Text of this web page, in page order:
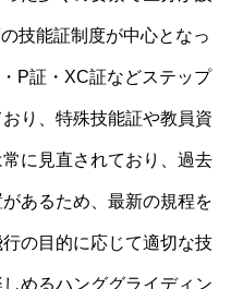
技能証制度が中心となっ
P証・XC証などステップ
り、特殊技能証や教員資
に見直されており、過去
あるため、最新の規程を
の目的に応じて適切な技
めるハンググライディン